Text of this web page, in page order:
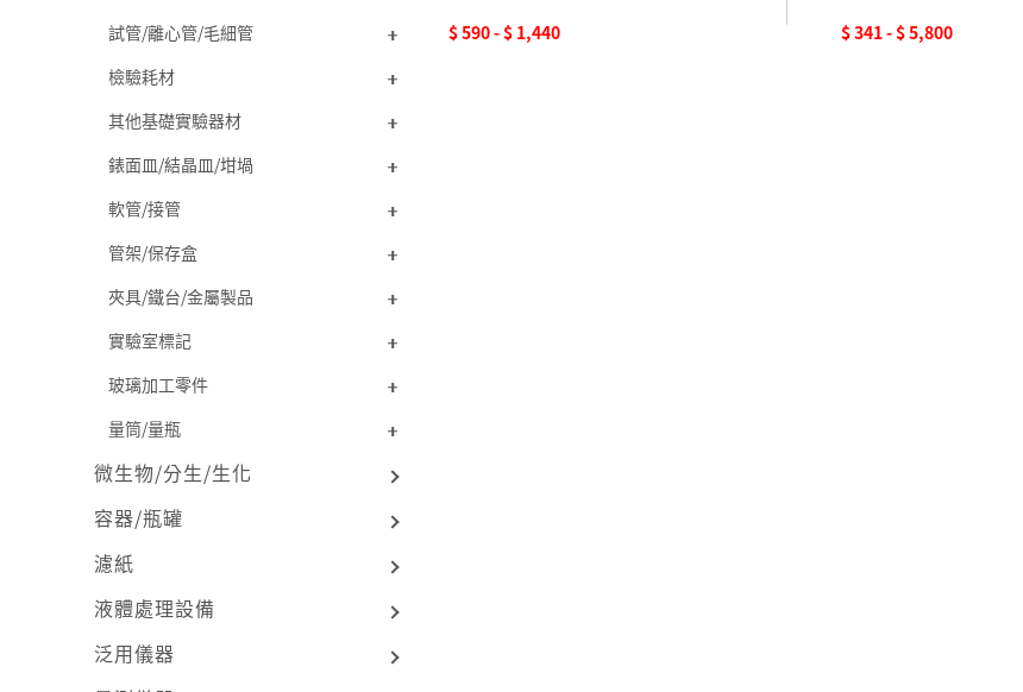
試管/離心管/毛細管
檢驗耗材
其他基礎實驗器材
錶面皿/結晶皿/坩堝
軟管/接管
管架/保存盒
夾具/鐵台/金屬製品
實驗室標記
玻璃加工零件
量筒/量瓶
微生物/分生/生化
容器/瓶罐
濾紙
液體處理設備
泛用儀器
$ 590 - $ 1,440 $ 341 - $ 5,800